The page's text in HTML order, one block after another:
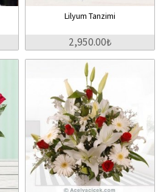
Lilyum Tanzimi
2,950.00₺